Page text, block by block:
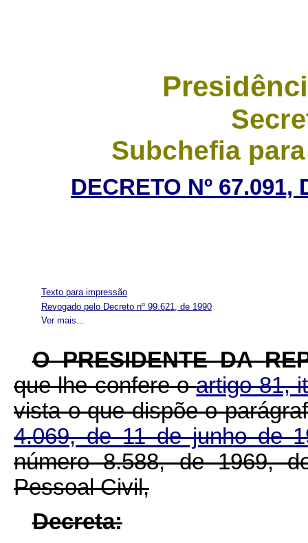
Subchefia
DECRETO Nº 67.091,
Texto para impressão
Ver mais...
Revogado pelo Decreto nº 99.621, de 1990
O PRESIDENTE DA
que lhe confere oartigo 81,
vista o que dispõe o
4.069, de 11 de junho de
número 8.588, de 1969,
Pessoal Civil,
Decreta: